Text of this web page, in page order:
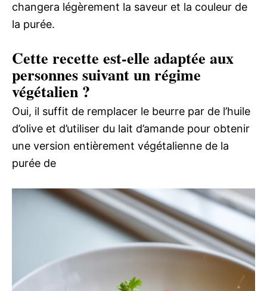
changera légèrement la saveur et la couleur de
la purée.
Cette recette est-elle adaptée aux
personnes suivant un régime
végétalien ?
Oui, il suffit de remplacer le beurre par de l’huile
d’olive et d’utiliser du lait d’amande pour obtenir
une version entièrement végétalienne de la
purée de